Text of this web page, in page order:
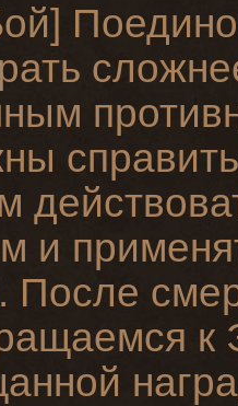
и
После
к